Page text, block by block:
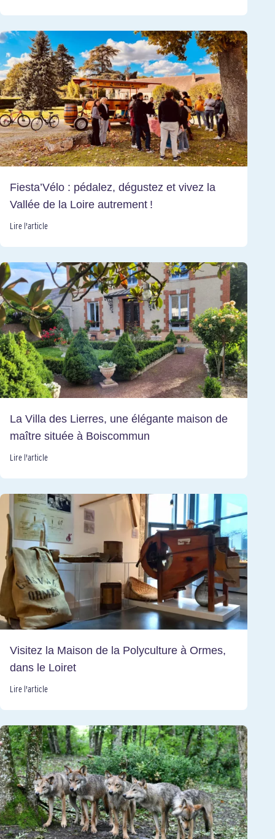
Fiesta’Vélo : pédalez, dégustez et vivez la
Vallée de la Loire autrement !
Lire l'article
La Villa des Lierres, une élégante maison de
maître située à Boiscommun
Lire l'article
Visitez la Maison de la Polyculture à Ormes,
dans le Loiret
Lire l'article